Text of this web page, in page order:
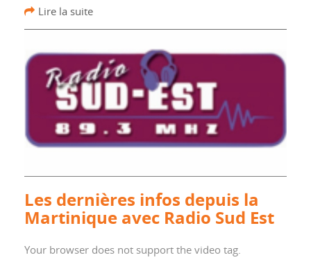
Lire la suite
Les dernières infos depuis la
Martinique avec Radio Sud Est
Your browser does not support the video tag.